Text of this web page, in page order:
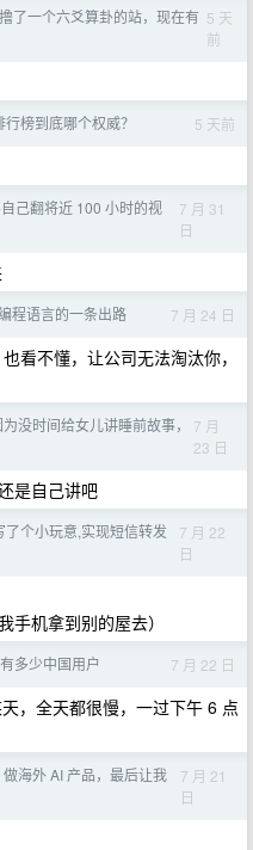
了一个六爻算卦的站，现在有 5 天
前
榜到底哪个权威？ 5 天前
己翻将近 100 小时的视
7 月 31
日
程语言的一条出路 7 月 24 日
看不懂，让公司无法淘汰你，
为没时间给女儿讲睡前故事，
7 月
23 日
是自己讲吧
了个小玩意,实现短信转发
7 月 22
日
手机拿到别的屋去）
多少中国用户 7 月 22 日
，全天都很慢，一过下午 6 点
做海外 AI 产品，最后让我
7 月 21
日